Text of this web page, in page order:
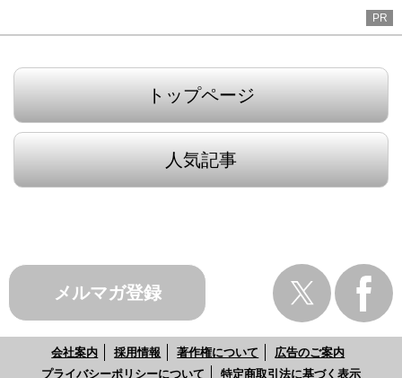
PR
トップページ
人気記事
メルマガ登録
会社案内 採用情報 著作権について
広告のご案内
プライバシーポリシーについて
特定商取引法に基づく表示